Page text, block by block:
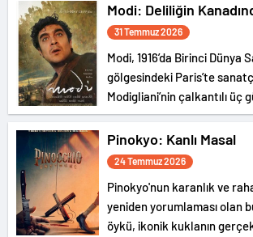
Modi: Deliliğin
31 Temmuz 2026
Modi, 1916’da Birinci Dünya
gölgesindeki Paris’te
Modigliani’nin çalkantılı üç
alıyor.
Pinokyo: Kanlı Masal
24 Temmuz 2026
Pinokyo'nun karanlık ve
yeniden yorumlaması olan
öykü, ikonik kuklanın